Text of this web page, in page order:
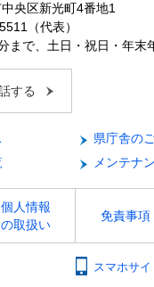
央区新光町4番地1
（代表）
まで、土日・祝日・年末
する
県庁舎の
メンテナ
個人情報
の取扱い
免責事項
スマホサ